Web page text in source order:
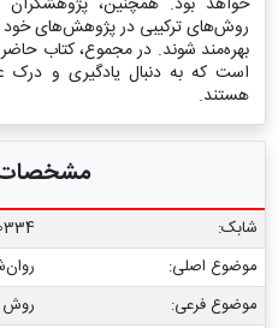
روش‌های ترکیبی در پژوهش‌های خود
بهره‌مند شوند. در مجموع، کتاب
است که به دنبال یادگیری و
هستند.
شابک:
موضوع اصلی:
موضوع فرعی:
روش